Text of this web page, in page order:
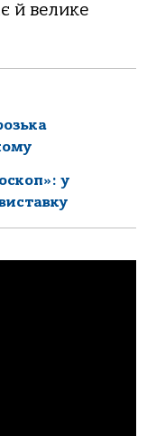
й велике
у